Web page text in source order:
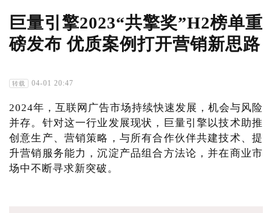
巨量引擎2023“共擎奖”H2榜单重
磅发布 优质案例打开营销新思路
转载 04-01 20:47
2024年，互联网广告市场持续快速发展，机会与风险
并存。针对这一行业发展现状，巨量引擎以技术助推
创意生产、营销策略，与所有合作伙伴共建技术、提
升营销服务能力，沉淀产品组合方法论，并在商业市
场中不断寻求新突破。